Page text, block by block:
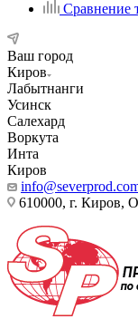
Сравнение
Ваш город
Киров
Лабытнанги
Усинск
Салехард
Воркута
Инта
Киров
610000, г. Киров,